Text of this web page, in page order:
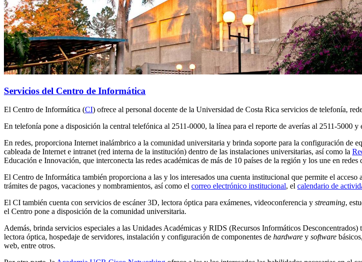
Servicios del Centro de Informática
El Centro de Informática (CI) ofrece al personal docente de la Universidad de Costa Rica servicios de telefonía,
En telefonía pone a disposición la central telefónica al 2511-0000, la línea para el reporte de averías al 2511-5000 y
En redes, proporciona Internet inalámbrico a la comunidad universitaria y brinda soporte para la configuración de
cableada de Internet e intranet (red interna de la institución) dentro de las instalaciones universitarias, así como la
Educación e Innovación, que interconecta las redes académicas de más de 10 países de la región y los une en
El Centro de Informática también proporciona a las y los interesados una cuenta institucional que permite el acceso
trámites de pagos, vacaciones y nombramientos, así como el correo electrónico institucional, el calendario de
El CI también cuenta con servicios de escáner 3D, lectora óptica para exámenes, videoconferencia y streaming,
el Centro pone a disposición de la comunidad universitaria.
Además, brinda servicios especiales a las Unidades Académicas y RIDS (Recursos Informáticos
lectora óptica, hospedaje de servidores, instalación y configuración de componentes de hardware y software
web, entre otros.